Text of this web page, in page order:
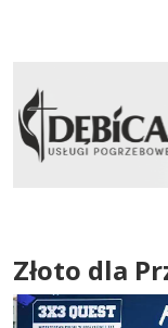
Złoto dla